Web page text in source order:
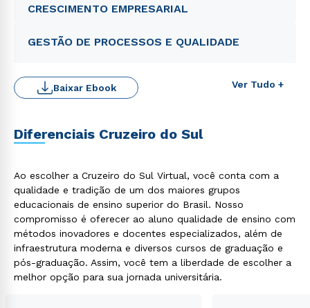
CRESCIMENTO EMPRESARIAL
GESTÃO DE PROCESSOS E QUALIDADE
Ver Tudo +
Baixar Ebook
Diferenciais Cruzeiro do Sul
Ao escolher a Cruzeiro do Sul Virtual, você conta com a
qualidade e tradição de um dos maiores grupos
educacionais de ensino superior do Brasil. Nosso
compromisso é oferecer ao aluno qualidade de ensino com
métodos inovadores e docentes especializados, além de
infraestrutura moderna e diversos cursos de graduação e
pós-graduação. Assim, você tem a liberdade de escolher a
melhor opção para sua jornada universitária.
ou